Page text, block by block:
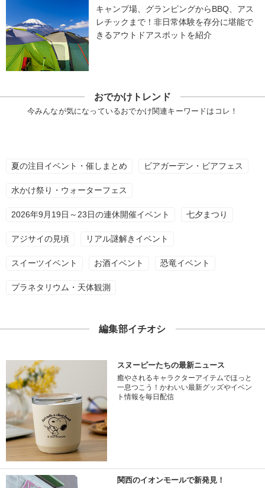
キャンプ場、グランピングからBBQ、アス
レチックまで！非日常体験を存分に堪能で
きるアウトドアスポットを紹介
おでかけトレンド
今みんなが気になっているおでかけ関連キーワードはコレ！
夏の注目イベント・催しまとめ ビアガーデン・ビアフェス
水かけ祭り・ウォーターフェス
2026年9月19日～23日の連休開催イベント 七夕まつり
アジサイの見頃 リアル謎解きイベント
スイーツイベント お酒イベント 恐竜イベント
プラネタリウム・天体観測
編集部イチオシ
スヌーピーたちの最新ニュース
癒やされるキャラクターアイテムでほっと
一息つこう！かわいい最新グッズやイベン
ト情報を毎日配信
関西のイオンモールで新発見！